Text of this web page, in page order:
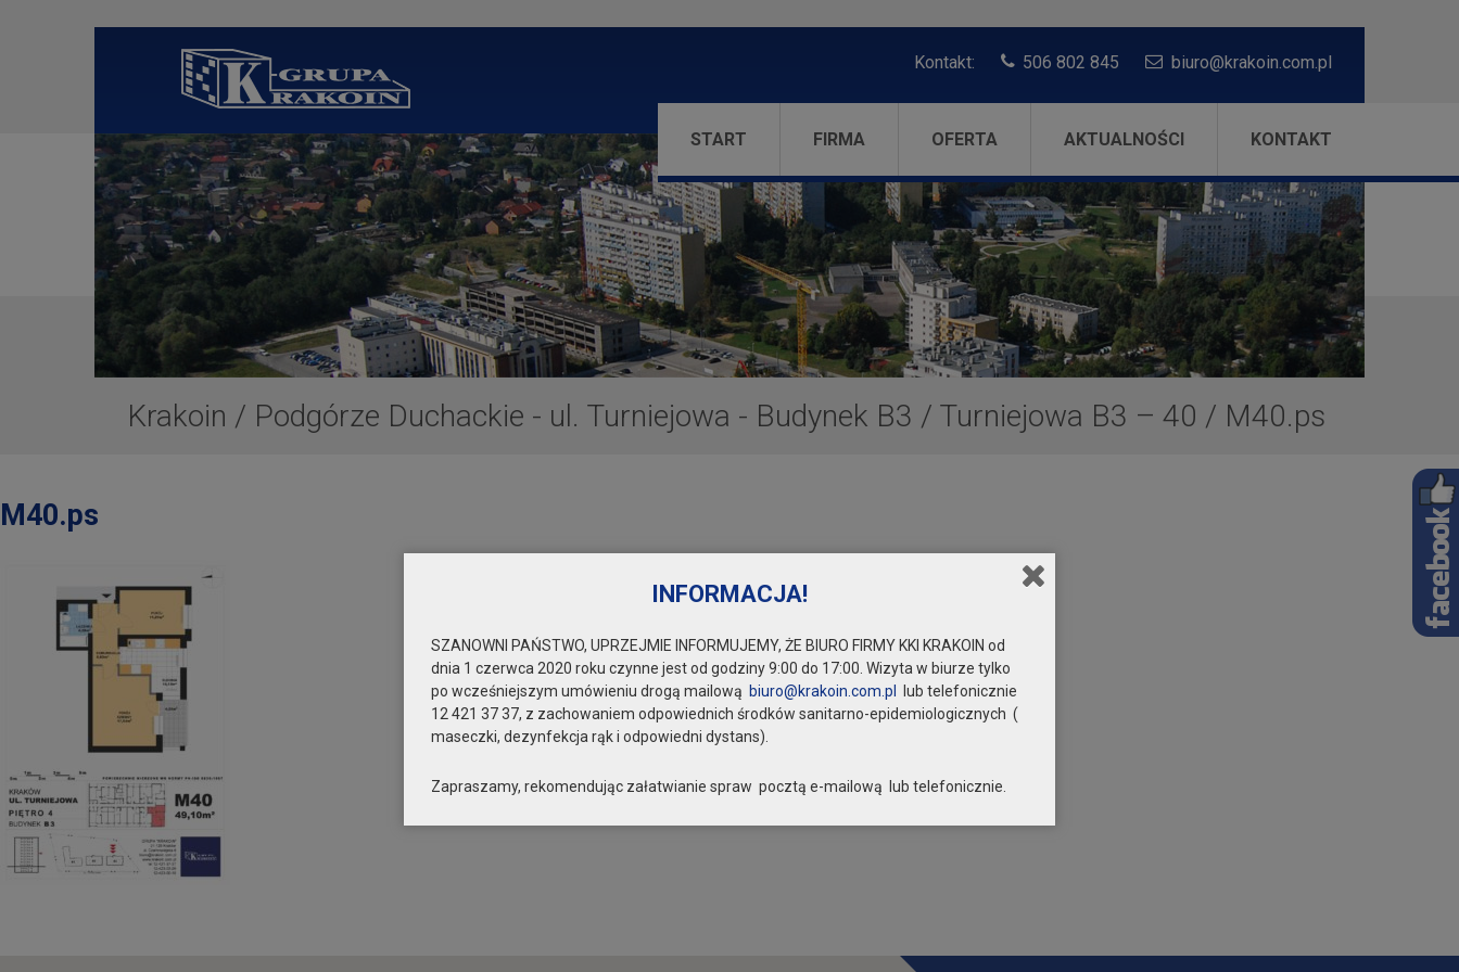
Kontakt: 506 802 845 biuro@krakoin.com.pl
START FIRMA OFERTA AKTUALNOŚCI KONTAKT
Krakoin / Podgórze Duchackie - ul. Turniejowa - Budynek B3 / Turniejowa B3 – 40 / M40.ps
M40.ps
INFORMACJA!
SZANOWNI PAŃSTWO, UPRZEJMIE INFORMUJEMY, ŻE BIURO FIRMY KKI KRAKOIN od
dnia 1 czerwca 2020 roku czynne jest od godziny 9:00 do 17:00. Wizyta w biurze tylko
po wcześniejszym umówieniu drogą mailową biuro@krakoin.com.pl
lub telefonicznie
12 421 37 37, z zachowaniem odpowiednich środków sanitarno-epidemiologicznych (
maseczki, dezynfekcja rąk i odpowiedni dystans).
Zapraszamy, rekomendując załatwianie spraw pocztą e-mailową lub telefonicznie.